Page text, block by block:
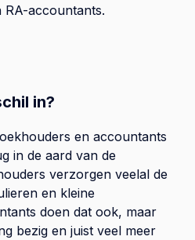
accountants.
in?
en accountants
in de aard van de
verzorgen veelal de
en kleine
doen dat ook, maar
bezig en juist veel meer